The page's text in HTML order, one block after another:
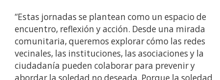
“Estas jornadas se plantean como un espacio de
encuentro, reflexión y acción. Desde una mirada
comunitaria, queremos explorar cómo las redes
vecinales, las instituciones, las asociaciones y la
ciudadanía pueden colaborar para prevenir y